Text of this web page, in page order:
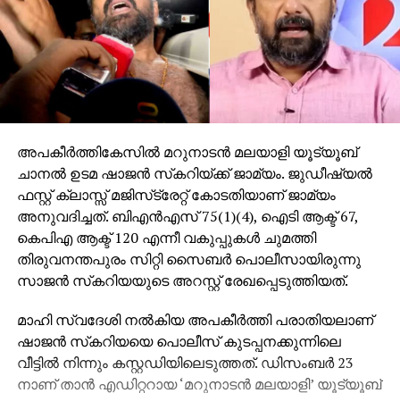
അപകീര്‍ത്തികേസില്‍ മറുനാടന്‍ മലയാളി യൂട്യൂബ്
ചാനല്‍ ഉടമ ഷാജന്‍ സ്‌കറിയ്ക്ക് ജാമ്യം. ജുഡീഷ്യല്‍
ഫസ്റ്റ് ക്ലാസ്സ് മജിസ്‌ട്രേറ്റ് കോടതിയാണ് ജാമ്യം
അനുവദിച്ചത്. ബിഎന്‍എസ് 75(1)(4), ഐടി ആക്ട് 67,
കെപിഎ ആക്ട് 120 എന്നീ വകുപ്പുകള്‍ ചുമത്തി
തിരുവനന്തപുരം സിറ്റി സൈബര്‍ പൊലീസായിരുന്നു
സാജന്‍ സ്‌കറിയയുടെ അറസ്റ്റ് രേഖപ്പെടുത്തിയത്.
മാഹി സ്വദേശി നല്‍കിയ അപകീര്‍ത്തി പരാതിയലാണ്
ഷാജന്‍ സ്‌കറിയയെ പൊലീസ് കുടപ്പനക്കുന്നിലെ
വീട്ടില്‍ നിന്നും കസ്റ്റഡിയിലെടുത്തത്. ഡിസംബര്‍ 23
നാണ് താന്‍ എഡിറ്ററായ ‘മറുനാടന്‍ മലയാളി’ യൂട്യൂബ്